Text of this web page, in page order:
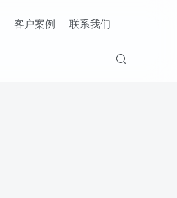
客户案例 联系我们